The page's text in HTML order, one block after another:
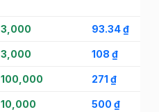
3,000 93.34 ₫
3,000 108 ₫
100,000 271 ₫
10,000 500 ₫